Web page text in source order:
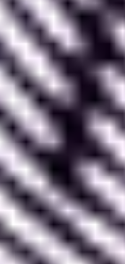
Le fait que
facile à utiliser
outil de
Miro par
En effet,
Ces derniers
plus qu’il est
» afin de
modifier